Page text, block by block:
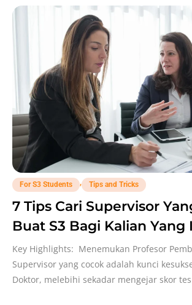
For S3 Students , Tips and Tricks
7 Tips Cari Supervisor
Buat S3 Bagi Kalian Yang
Lanjut Doctorate!
Key Highlights: Menemukan Profesor
Supervisor yang cocok adalah kunci
Doktor, melebihi sekadar mengejar skor